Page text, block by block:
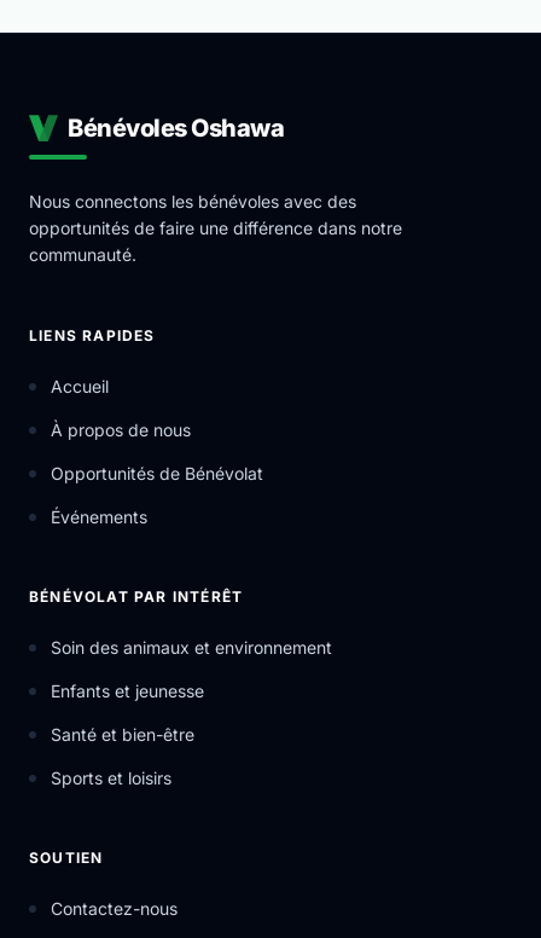
Bénévoles Oshawa
Nous connectons les bénévoles avec des
opportunités de faire une différence dans notre
communauté.
LIENS RAPIDES
Accueil
À propos de nous
Opportunités de Bénévolat
Événements
BÉNÉVOLAT PAR INTÉRÊT
Soin des animaux et environnement
Enfants et jeunesse
Santé et bien-être
Sports et loisirs
SOUTIEN
Contactez-nous